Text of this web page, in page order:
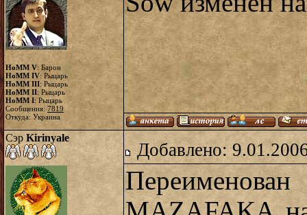
HoMM V: Барон
HoMM IV: Рыцарь
HoMM III: Рыцарь
HoMM II: Рыцарь
HoMM I: Рыцарь
Сообщения: 7819
Откуда: Украина
Сэр Kirinyale
Добавлено: